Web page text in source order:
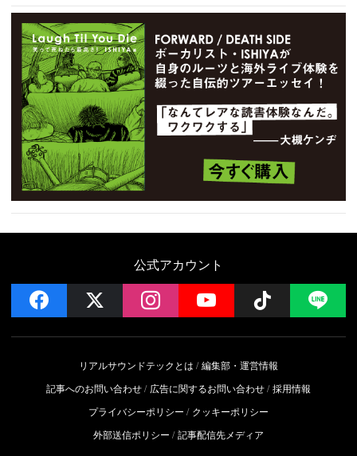
公式アカウント
facebook instagramYouTube Follow
リアルサウンドテックとは
編集部・運営情報
記事へのお問い合わせ
広告に関するお問い合わせ 採用情報
プライバシーポリシー
クッキーポリシー
外部送信ポリシー
記事配信先メディア